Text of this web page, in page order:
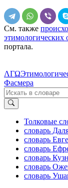
См. также
этимологических
портала.
ΛΓΩ
Фасмера
Толковые
словарь
словарь
словарь
словарь
словарь
словарь